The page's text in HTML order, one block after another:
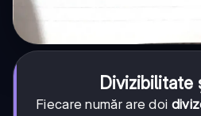
Divizibilitate
Fiecare număr are doi